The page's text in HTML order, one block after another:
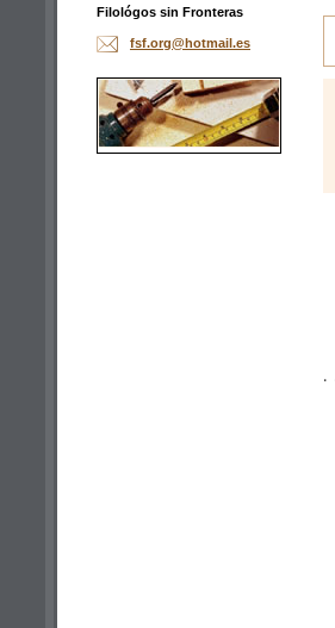
Filológos sin Fronteras
fsf.org@hotmail.es